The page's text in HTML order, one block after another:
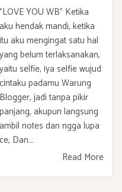
"LOVE YOU WB" Ketika
aku hendak mandi, ketika
itu aku mengingat satu hal
yang belum terlaksanakan,
yaitu selfie, iya selfie wujud
cintaku padamu Warung
Blogger, jadi tanpa pikir
panjang, akupun langsung
ambil notes dan ngga lupa
Dan...
Read More